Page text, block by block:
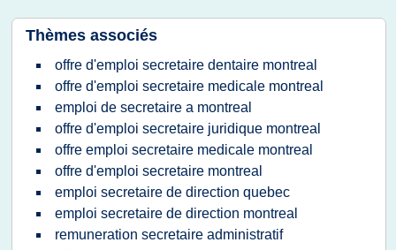
Thèmes associés
offre d'emploi secretaire dentaire montreal
offre d'emploi secretaire medicale montreal
emploi de secretaire a montreal
offre d'emploi secretaire juridique montreal
offre emploi secretaire medicale montreal
offre d'emploi secretaire montreal
emploi secretaire de direction quebec
emploi secretaire de direction montreal
remuneration secretaire administratif